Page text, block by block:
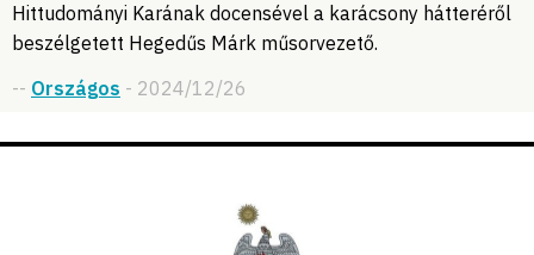
Hittudományi Karának docensével a karácsony hátteréről
beszélgetett Hegedűs Márk műsorvezető.
-- Országos - 2024/12/26